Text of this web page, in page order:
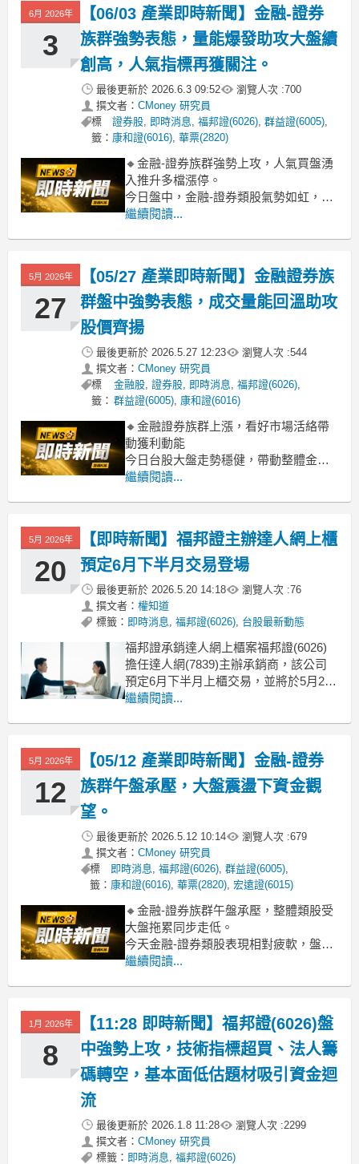
手續費收入及自營操作獲利，為其第二
季財報帶來正向展
6月 2026年
3
【06/03 產業即時新聞】金融-證券
族群強勢表態，量能爆發助攻大盤續
創高，人氣指標再獲關注。
最後更新於 2026.6.3 09:52 瀏覽人次 :700
撰文者： CMoney 研究員
標
籤：
證券股, 即時消息, 福邦證(6026), 群益證(6005),
康和證(6016), 華票(2820)
🔸金融-證券族群強勢上攻，人氣買盤湧
入推升多檔漲停。
今日盤中，金融-證券類股氣勢如虹，整
體漲幅一舉衝破7%，成為盤面上最耀眼
現市場資金對此族群的高度信心。此波
強勁動能主要歸因於台股大盤在AI題材
帶動下，不僅持續刷新歷史高點
繼續閱讀...
5月 2026年
27
【05/27 產業即時新聞】金融證券族
群盤中強勢表態，成交量能回溫助攻
股價齊揚
最後更新於 2026.5.27 12:23 瀏覽人次 :544
撰文者： CMoney 研究員
標
籤：
金融股, 證券股, 即時消息, 福邦證(6026),
群益證(6005), 康和證(6016)
🔸金融證券族群上漲，看好市場活絡帶
動獲利動能
今日台股大盤走勢穩健，帶動整體金融
證券族群盤中表現強勁，類股漲幅高達
統一證、群益證也紛紛大漲超過5%。這
波漲勢主要受惠於市場交易氣氛熱絡，
台股加權指數高檔震盪，預期將推升券
繼續閱讀...
5月 2026年
20
【即時新聞】福邦證主辦達人網上櫃
預定6月下半月交易登場
最後更新於 2026.5.20 14:18 瀏覽人次 :76
撰文者： 權知道
標籤： 即時消息, 福邦證(6026), 台股最新動態
福邦證承銷達人網上櫃案福邦證(6026)
擔任達人網(7839)主辦承銷商，該公司
預定6月下半月上櫃交易，並將於5月21
日下午2時30分在台北君悅酒店舉辦上櫃
平台，累積超過250萬名會員與47萬名專
家，服務涵蓋居家修繕、清潔搬家等
繼續閱讀...
5月 2026年
12
【05/12 產業即時新聞】金融-證券
族群午盤承壓，大盤震盪下資金觀
望。
最後更新於 2026.5.12 10:14 瀏覽人次 :679
撰文者： CMoney 研究員
標
籤：
即時消息,福邦證(6026),群益證(6005),
康和證(6016),華票(2820),宏遠證(6015)
🔸金融-證券族群午盤承壓，整體類股受
大盤拖累同步走低。
今天金融-證券類股表現相對疲軟，盤中
跌幅達到-2.24%，大多數成分股都出現
盤熱絡度高度相關的證券期貨類股買氣
同步降溫。其中，致和證重挫逾6%，統
一證、大展證、宏遠證等
繼續閱讀...
1月 2026年
8
【11:28 即時新聞】福邦證(6026)盤
中強勢上攻，技術指標超買、法人籌
碼轉空，基本面低估題材吸引資金迴
流
最後更新於 2026.1.8 11:28 瀏覽人次 :2299
撰文者： CMoney 研究員
標籤： 即時消息, 福邦證(6026)